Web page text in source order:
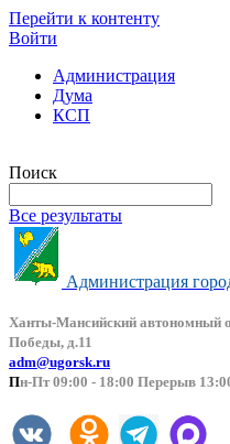
Перейти к контенту
Войти
Администрация
Дума
КСП
Поиск
Все результаты
Администрация
Ханты-Мансийский автономный
Победы, д.11
adm@ugorsk.ru
Пн-Пт 09:00 - 18:00 Перерыв